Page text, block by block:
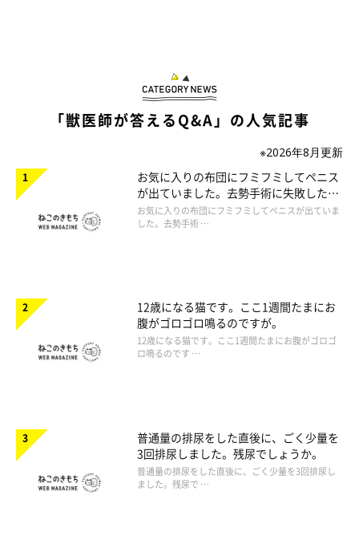
「獣医師が答えるQ&A」の人気記事
※2026年8月更新
お気に入りの布団にフミフミしてペニス
が出ていました。去勢手術に失敗したの
でしょうか。
お気に入りの布団にフミフミしてペニスが出ていま
した。去勢手術 …
12歳になる猫です。ここ1週間たまにお
腹がゴロゴロ鳴るのですが。
12歳になる猫です。ここ1週間たまにお腹がゴロゴ
ロ鳴るのです …
普通量の排尿をした直後に、ごく少量を
3回排尿しました。残尿でしょうか。
普通量の排尿をした直後に、ごく少量を3回排尿し
ました。残尿で …